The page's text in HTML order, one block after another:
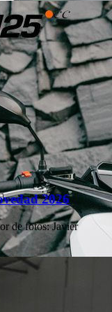
2026
de fotos: Javier